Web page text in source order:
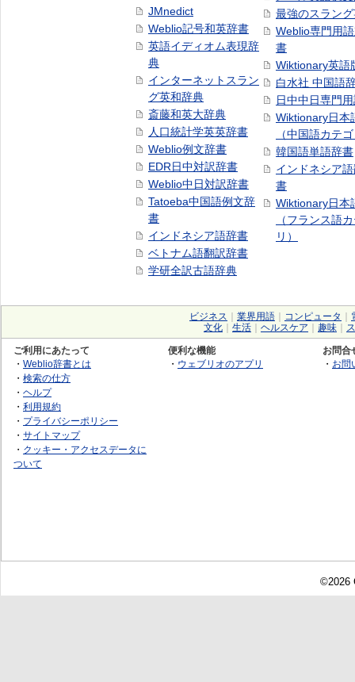
JMnedict
Weblio記号和英辞書
英語イディオム表現辞
典
インターネットスラン
グ英和辞典
斎藤和英大辞典
人口統計学英英辞書
Weblio例文辞書
EDR日中対訳辞書
Weblio中日対訳辞書
Tatoeba中国語例文辞
書
インドネシア語辞書
ベトナム語翻訳辞書
学研全訳古語辞典
最強のスラン
Weblio専門用
書
Wiktionary英語
白水社 中国語
日中中日専門
Wiktionary日本
（中国語カテ
韓国語単語辞書
インドネシア
書
Wiktionary日本
（フランス語
リ）
ビジネス 業界用語 コンピュータ
文化
生活 ヘルスケア 趣味
ご利用にあたって
・ Weblio辞書とは
・ 検索の仕方
・ ヘルプ
・ 利用規約
・ プライバシーポリシー
・ サイトマップ
・ クッキー・アクセスデータに
ついて
便利な機能
・ ウェブリオのアプリ
お問合
・ お問
©2026